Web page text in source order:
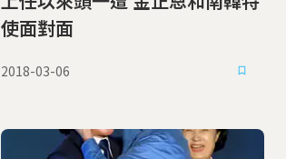
使面對面
2018-03-06